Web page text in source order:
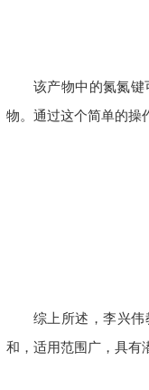
该产物中的氮氮键
物。通过这个简单的操
综上所述，李兴
和，适用范围广，具有